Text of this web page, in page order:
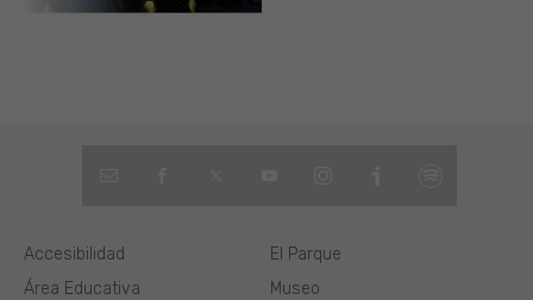
El Parque
Museo
Área Educativa
Accesibilidad